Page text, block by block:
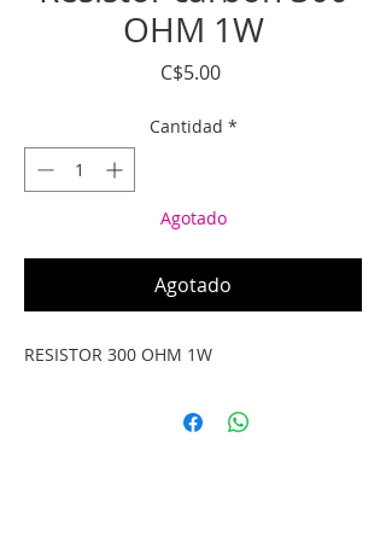
OHM 1W
C$5.00Precio
Cantidad *
Agotado
Agotado
RESISTOR 300 OHM 1W